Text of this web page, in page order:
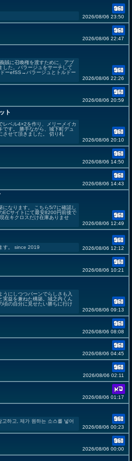
2026/08/06 23:50
2026/08/06 22:47
賊に召喚権を渡すために、アブ
した。バラージュをサーチして
ーefSS→バラージュとトルドー
2026/08/06 22:26
2026/08/06 20:59
ト
レベル4×2を作り、メリーメイカ
です。 勝手ながら、城下町デュ
させて頂きました。 切り札
2026/08/06 20:10
2026/08/06 14:50
2026/08/06 14:43
になります。 こちら5/7に確認し
ECサイトにて最安8200円前後で
在キクロスだけ在庫ありませ
2026/08/06 12:49
す。 since 2019 2026/08/06 12:12
2026/08/06 10:21
うにしつつバーンでらしさも入
実益を兼ねた構築。城之内くん
頃の自分に見せたい勝ちに行け
2026/08/06 09:13
2026/08/06 08:08
2026/08/06 04:45
2026/08/06 02:11
2026/08/06 01:17
하고, 제가 원하는 소스를 넣어
2026/08/06 00:23
2026/08/06 00:00